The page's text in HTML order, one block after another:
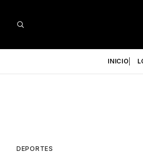
INICIO
DEPORTES